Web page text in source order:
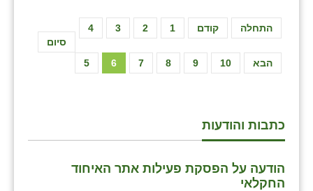
התחלה קודם 1
2
3
4
5 6 7 8 9 10 הבא
סיום
כתבות והודעות
הודעה על הפסקת פעילות אתר האיחוד
החקלאי